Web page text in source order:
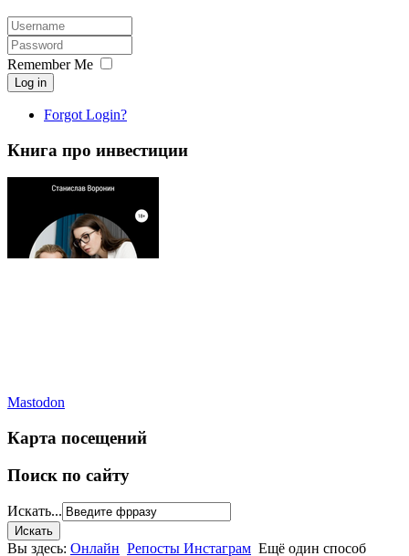
Remember Me
Log in
Forgot Login?
Книга про инвестиции
Mastodon
Карта посещений
Поиск по сайту
Искать...
Вы здесь: Онлайн Репосты Инстаграм Ещё один способ